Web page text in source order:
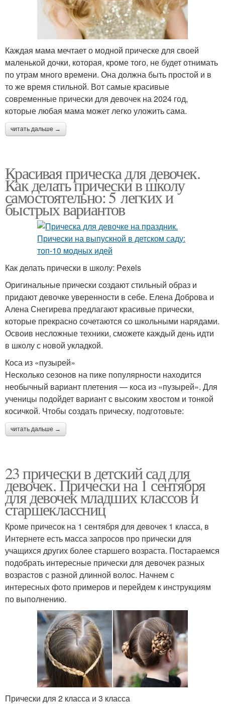
Каждая мама мечтает о модной прическе для своей
маленькой дочки, которая, кроме того, не будет отнимать
по утрам много времени. Она должна быть простой и в
то же время стильной. Вот самые красивые
современные прически для девочек на 2024 год,
которые любая мама может легко уложить сама.
читать дальше →
Красивая прическа для девочек.
Как делать прически в школу
самостоятельно: 5 легких и
быстрых вариантов
Как делать прически в школу: Pexels
Оригинальные прически создают стильный образ и
придают девочке уверенности в себе. Елена Доброва и
Алена Снегирева предлагают красивые прически,
которые прекрасно сочетаются со школьными нарядами.
Освоив несложные техники, сможете каждый день идти
в школу с новой укладкой.
Коса из «пузырей»
Несколько сезонов на пике популярности находится
необычный вариант плетения — коса из «пузырей». Для
ученицы подойдет вариант с высоким хвостом и тонкой
косичкой. Чтобы создать прическу, подготовьте:
читать дальше →
23 прически в детский сад для
девочек. Прически на 1 сентября
для девочек младших классов и
старшеклассниц
Кроме причесок на 1 сентября для девочек 1 класса, в
Интернете есть масса запросов про прически для
учащихся других более старшего возраста. Постараемся
подобрать интересные прически для девочек разных
возрастов с разной длинной волос. Начнем с
интересных фото примеров и перейдем к инструкциям
по выполнению.
Прически для 2 класса и 3 класса